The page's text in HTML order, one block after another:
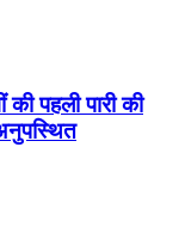
पहली पारी की
अनुपस्थित